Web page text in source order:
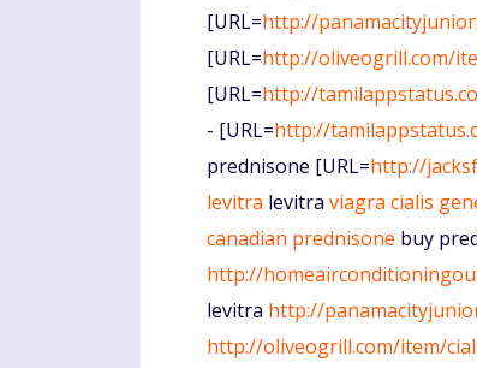
[URL=http://
[URL=http://oliveogrill.com/
[URL=http://
- [URL=http://
prednisone [URL=http://
levitra levitra viagra cialis
canadian prednisone buy
http://
levitra http://
http://oliveogrill.com/item/